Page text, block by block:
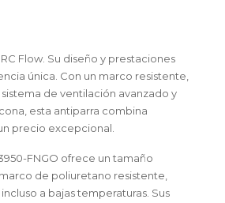
Flow. Su diseño y prestaciones
única. Con un marco resistente,
de ventilación avanzado y
esta antiparra combina
precio excepcional.
FNGO ofrece un tamaño
de poliuretano resistente,
a bajas temperaturas. Sus